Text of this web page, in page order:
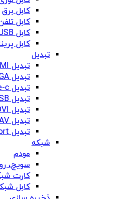
کابل برق
کابل
کابل USB
کابل
تبدیل
تبدیل HDMI
تبدیل VGA
تبدیل type-c
تبدیل USB به LAN
تبدیل DVI
تبدیل RCA-AV
تبدیل Display Port
شبکه
مودم
سویچ،
کارت
کابل